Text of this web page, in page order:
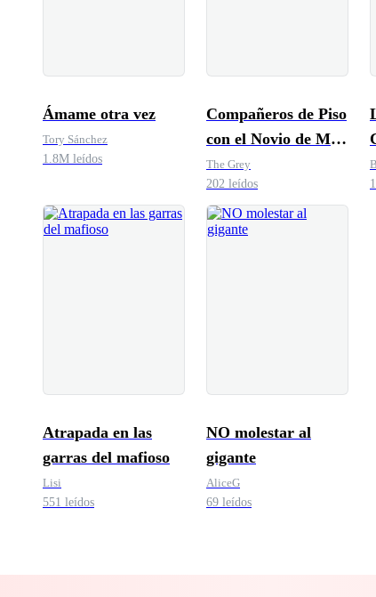
Ámame otra vez
Tory Sánchez
1.8M leídos
Compañeros de Piso
con el Novio de Mi
Mejor Amiga
The Grey
202 leídos
Atrapada en las
garras del mafioso
Lisi
551 leídos
NO molestar al
gigante
AliceG
69 leídos